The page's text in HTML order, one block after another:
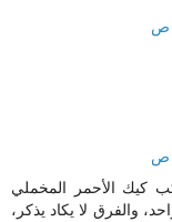
كيك الأحمر المخملي
والفرق لا يكاد يذكر،